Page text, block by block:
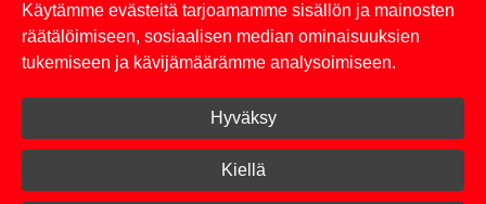
Rekisteriseloste
Toimitus- ja maksuehdot
Kirjaudu sisään
Käytämme evästeitä tarjoamamme sisällön ja mainosten
räätälöimiseen, sosiaalisen median ominaisuuksien
tukemiseen ja kävijämäärämme analysoimiseen.
Hyväksy
Kiellä